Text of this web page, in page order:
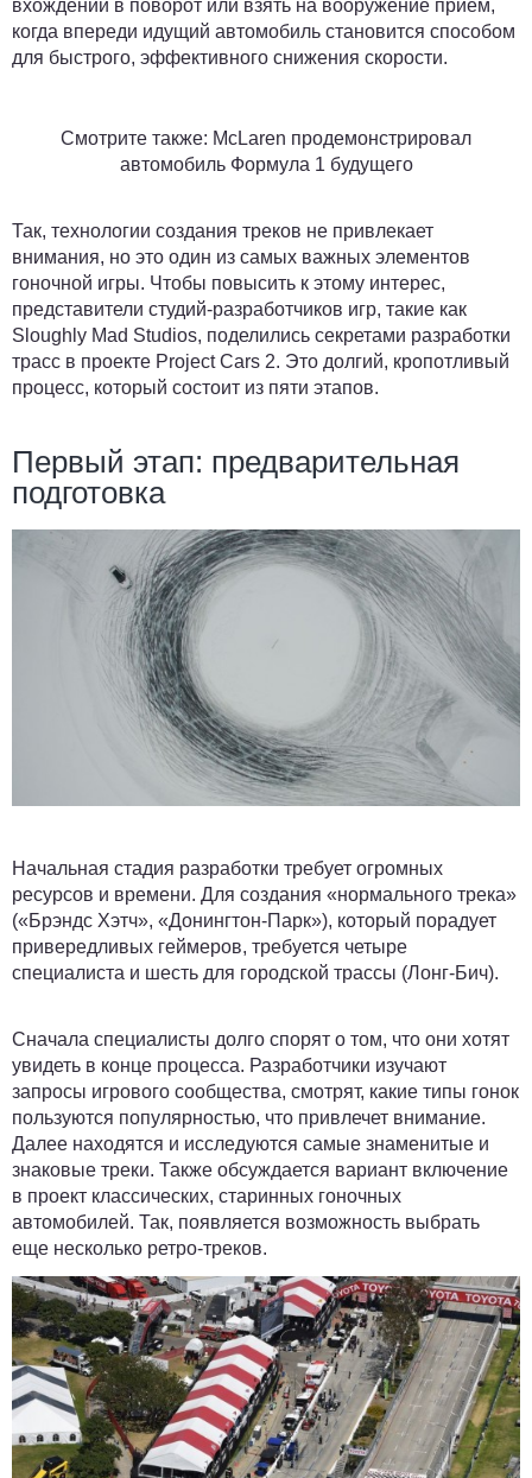
вхождении в поворот или взять на вооружение прием,
когда впереди идущий автомобиль становится способом
для быстрого, эффективного снижения скорости.
Смотрите также: McLaren продемонстрировал
автомобиль Формула 1 будущего
Так, технологии создания треков не привлекает
внимания, но это один из самых важных элементов
гоночной игры. Чтобы повысить к этому интерес,
представители студий-разработчиков игр, такие как
Sloughly Mad Studios, поделились секретами разработки
трасс в проекте Project Cars 2. Это долгий, кропотливый
процесс, который состоит из пяти этапов.
Первый этап: предварительная
подготовка
Начальная стадия разработки требует огромных
ресурсов и времени. Для создания «нормального трека»
(«Брэндс Хэтч», «Донингтон-Парк»), который порадует
привередливых геймеров, требуется четыре
специалиста и шесть для городской трассы (Лонг-Бич).
Сначала специалисты долго спорят о том, что они хотят
увидеть в конце процесса. Разработчики изучают
запросы игрового сообщества, смотрят, какие типы гонок
пользуются популярностью, что привлечет внимание.
Далее находятся и исследуются самые знаменитые и
знаковые треки. Также обсуждается вариант включение
в проект классических, старинных гоночных
автомобилей. Так, появляется возможность выбрать
еще несколько ретро-треков.